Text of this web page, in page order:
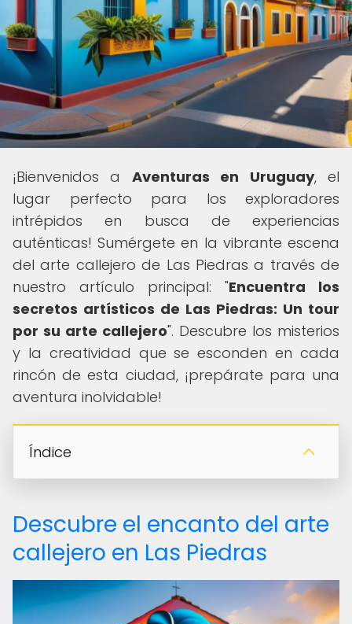
¡Bienvenidos a Aventuras en Uruguay, el
lugar perfecto para los exploradores
intrépidos en busca de experiencias
auténticas! Sumérgete en la vibrante escena
del arte callejero de Las Piedras a través de
nuestro artículo principal: "Encuentra los
secretos artísticos de Las Piedras: Un tour
por su arte callejero". Descubre los misterios
y la creatividad que se esconden en cada
rincón de esta ciudad, ¡prepárate para una
aventura inolvidable!
Índice
Descubre el encanto del arte
callejero en Las Piedras